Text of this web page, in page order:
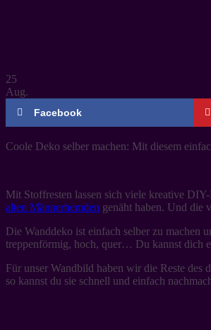
25
Aug.
Facebook
Coole Deko selber machen: Mit diesem
Mit Stoffresten lassen sich viele kreative
alten Männerhemden genäht haben. Und die
Die Wanddeko ist einfach selber zu machen
treppenförmig, hoch, quer… Du kannst dich
Für unser Wandbild haben wir die Reste des
so kannst du sie schnell und einfach